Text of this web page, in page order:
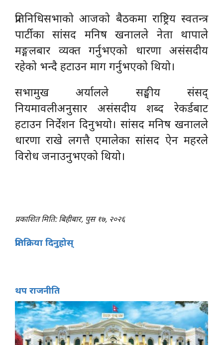
प्रतिनिधिसभाको आजको बैठकमा राष्ट्रिय स्वतन्त्र
पार्टीका सांसद मनिष खनालले नेता थापाले
मङ्गलबार व्यक्त गर्नुभएको धारणा असंसदीय
रहेको भन्दै हटाउन माग गर्नुभएको थियो।
सभामुख अर्यालले सङ्घीय संसद्
नियमावलीअनुसार असंसदीय शब्द रेकर्डबाट
हटाउन निर्देशन दिनुभयो। सांसद मनिष खनालले
धारणा राखे लगत्तै एमालेका सांसद ऐन महरले
विरोध जनाउनुभएको थियो।
प्रकाशित मिति: बिहीबार, पुस १७, २०२६
प्रतिक्रिया दिनुहोस्
थप राजनीति